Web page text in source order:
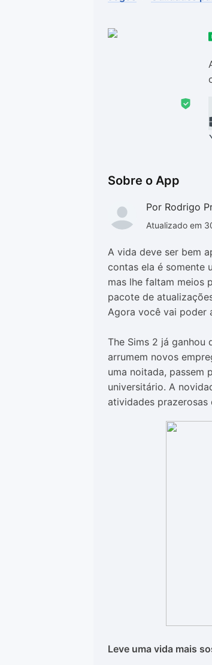
Sobre o App
Por Rodrigo
Atualizado em
A vida deve ser bem
contas ela é somente
mas lhe faltam meios
pacote de
Agora você vai poder
The Sims 2 já ganhou
arrumem novos
uma noitada, passem
universitário. A
atividades prazerosas
Leve uma vida mais